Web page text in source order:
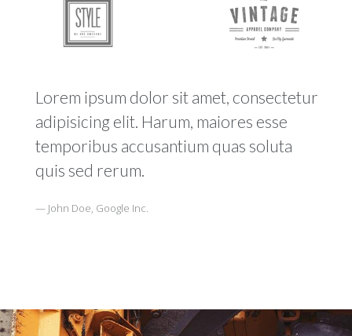
Lorem ipsum dolor sit amet, consectetur
adipisicing elit. Harum, maiores esse
temporibus accusantium quas soluta
quis sed rerum.
John Doe, Google Inc.